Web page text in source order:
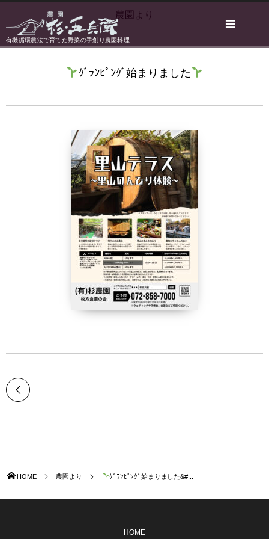
有機循環農法で育てた野菜の手創り農園料理
農園より
ｸﾞﾗﾝﾋﾟﾝｸﾞ始まりました
HOME 農園より ｸﾞﾗﾝﾋﾟﾝｸﾞ始まりました&#...
HOME